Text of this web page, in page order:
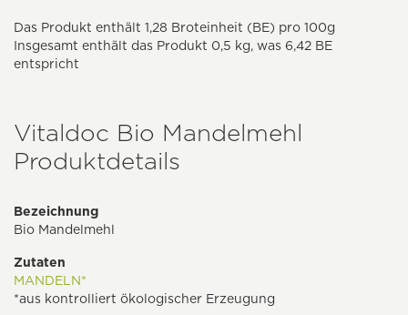
Das Produkt enthält 1,28 Broteinheit (BE) pro 100g
Insgesamt enthält das Produkt 0,5 kg, was 6,42 BE
entspricht
Vitaldoc Bio Mandelmehl
Produktdetails
Bezeichnung
Bio Mandelmehl
Zutaten
MANDELN*
*aus kontrolliert ökologischer Erzeugung